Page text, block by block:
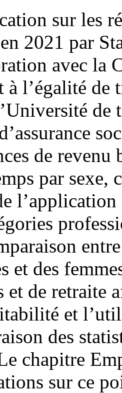
sur les
2021 par
avec la
à l’égalité
de
de revenu
par sexe,
l’application
et des
et de retraite
et
des
chapitre
sur ce